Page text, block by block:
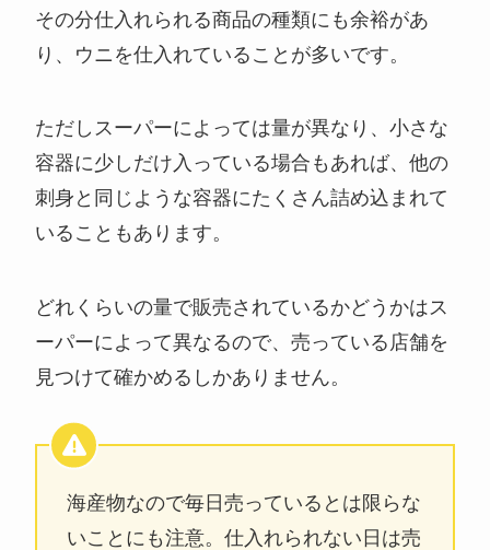
その分仕入れられる商品の種類にも余裕があ
り、ウニを仕入れていることが多いです。
ただしスーパーによっては量が異なり、小さな
容器に少しだけ入っている場合もあれば、他の
刺身と同じような容器にたくさん詰め込まれて
いることもあります。
どれくらいの量で販売されているかどうかはス
ーパーによって異なるので、売っている店舗を
見つけて確かめるしかありません。
海産物なので毎日売っているとは限らな
いことにも注意。仕入れられない日は売